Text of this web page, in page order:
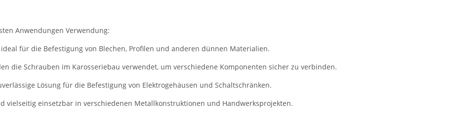
Anwendungen Verwendung:
für die Befestigung von Blechen, Profilen und anderen dünnen Materialien.
die Schrauben im Karosseriebau verwendet, um verschiedene Komponenten sicher zu verbinden.
Lösung für die Befestigung von Elektrogehäusen und Schaltschränken.
vielseitig einsetzbar in verschiedenen Metallkonstruktionen und Handwerksprojekten.